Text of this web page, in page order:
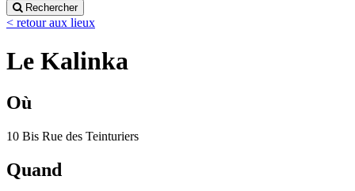
Rechercher
< retour aux lieux
Le Kalinka
Où
10 Bis Rue des Teinturiers
Quand